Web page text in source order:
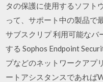
タの保護に使用するソフト
って、サポート中の製品で
サブスクリプ 利用可能なバ
する Sophos Endpoint
プなどのネットワークアプ
ートアシスタンスであれば